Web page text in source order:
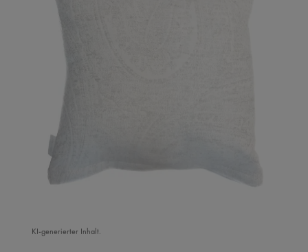
KI-generierter Inhalt.